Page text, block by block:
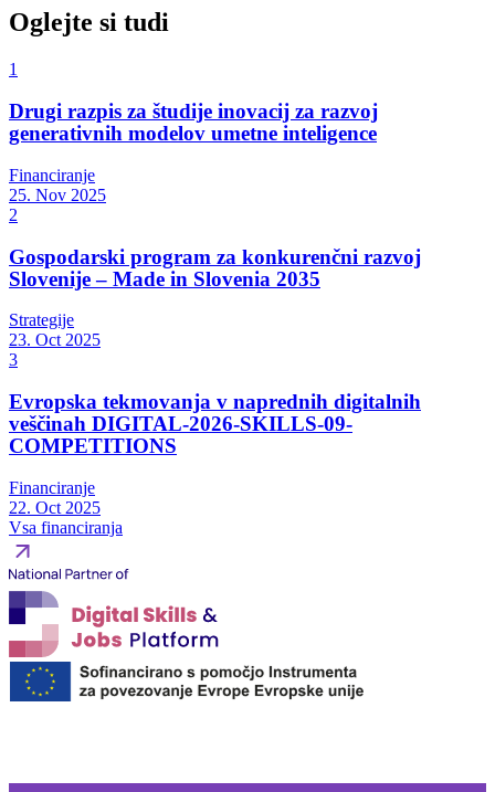
Oglejte si tudi
1
Drugi razpis za študije inovacij za razvoj
generativnih modelov umetne inteligence
Financiranje
25. Nov 2025
2
Gospodarski program za konkurenčni razvoj
Slovenije – Made in Slovenia 2035
Strategije
23. Oct 2025
3
Evropska tekmovanja v naprednih digitalnih
veščinah DIGITAL-2026-SKILLS-09-
COMPETITIONS
Financiranje
22. Oct 2025
Vsa financiranja